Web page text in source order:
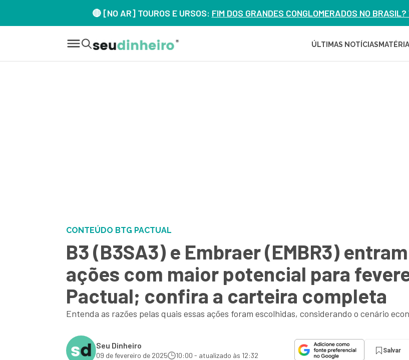
🔴 [NO AR] TOUROS E URSOS: FIM DOS GRANDES CONGLOMERADOS NO
ÚLTIMAS NOTÍCIAS
CONTEÚDO BTG PACTUAL
B3 (B3SA3) e Embraer (EMBR3)
ações com maior potencial para
Pactual; confira a carteira completa
Entenda as razões pelas quais essas ações foram escolhidas, considerando o cenário
Seu Dinheiro
09 de fevereiro de 2025 10:00 - atualizado às 12:32
Salvar